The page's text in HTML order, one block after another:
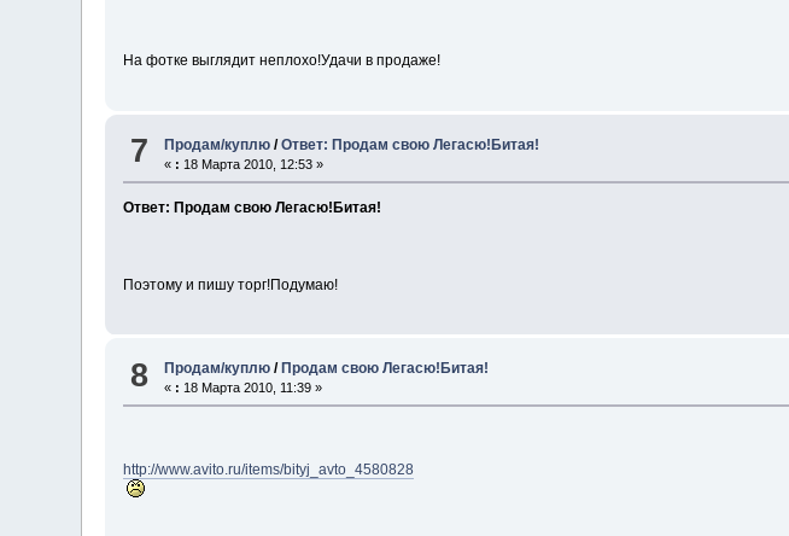
На фотке выглядит неплохо!Удачи в продаже!
7 Продам/куплю /Ответ: Продам свою Легасю!Битая!
« : 18 Марта 2010, 12:53 »
Ответ: Продам свою Легасю!Битая!
Поэтому и пишу торг!Подумаю!
8 Продам/куплю / Продам свою Легасю!Битая!
« : 18 Марта 2010, 11:39 »
http://www.avito.ru/items/bityj_avto_4580828